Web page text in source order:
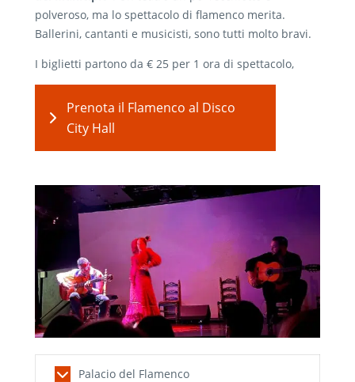
polveroso, ma lo spettacolo di flamenco merita.
Ballerini, cantanti e musicisti, sono tutti molto bravi.
I biglietti partono da € 25 per 1 ora di spettacolo,
Prenota il Flamenco al Disco
City Hall
Palacio del Flamenco